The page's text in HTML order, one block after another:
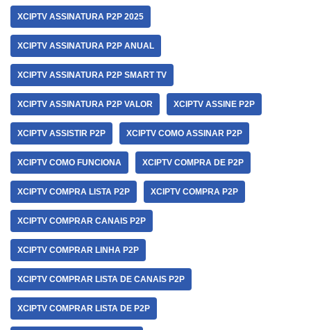
XCIPTV ASSINATURA P2P 2025
XCIPTV ASSINATURA P2P ANUAL
XCIPTV ASSINATURA P2P SMART TV
XCIPTV ASSINATURA P2P VALOR XCIPTV ASSINE P2P
XCIPTV ASSISTIR P2P XCIPTV COMO ASSINAR P2P
XCIPTV COMO FUNCIONA XCIPTV COMPRA DE P2P
XCIPTV COMPRA LISTA P2P XCIPTV COMPRA P2P
XCIPTV COMPRAR CANAIS P2P
XCIPTV COMPRAR LINHA P2P
XCIPTV COMPRAR LISTA DE CANAIS P2P
XCIPTV COMPRAR LISTA DE P2P